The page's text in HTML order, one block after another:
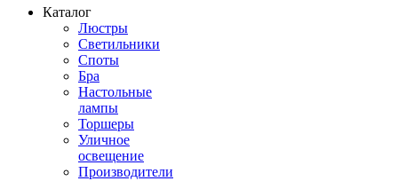
Каталог
Люстры
Светильники
Споты
Бра
Настольные
лампы
Торшеры
Уличное
освещение
Производители